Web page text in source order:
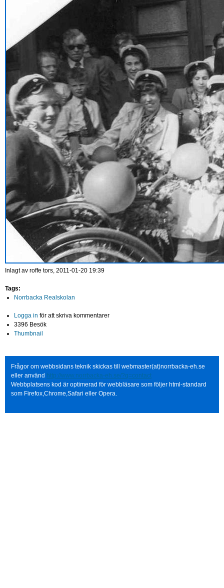
Inlagt av roffe tors, 2011-01-20 19:39
Tags:
Norrbacka Realskolan
Logga in för att skriva kommentarer
3396 Besök
Thumbnail
Frågor om webbsidans teknik skickas till webmaster(at)norrbacka-eh.se
eller använd http://www.norrbacka-eh.se/?q=contact
Webbplatsens kod är optimerad för webbläsare som följer html-standard
som Firefox,Chrome,Safari eller Opera.